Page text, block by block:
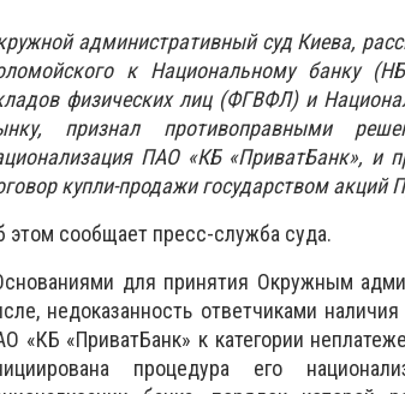
административный суд Киева,
к Национальному банку
физических лиц (ФГВФЛ) и
признал противоправными
ПАО «КБ «ПриватБанк», и
купли-продажи государством акций
этом сообщает пресс-служба суда.
для принятия Окружным
недоказанность ответчиками
«КБ «ПриватБанк» к категории
процедура его